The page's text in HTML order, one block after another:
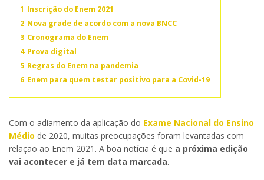
1 Inscrição do Enem 2021
2 Nova grade de acordo com a nova BNCC
3 Cronograma do Enem
4 Prova digital
5 Regras do Enem na pandemia
6 Enem para quem testar positivo para a Covid-19
Com o adiamento da aplicação do Exame Nacional do Ensino
Médio de 2020, muitas preocupações foram levantadas com
relação ao Enem 2021. A boa notícia é que a próxima edição
vai acontecer e já tem data marcada.